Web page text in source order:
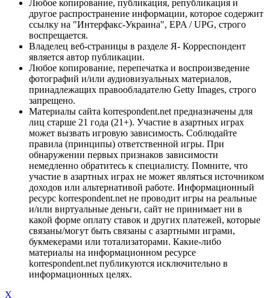
Любое копирование, публикация, републикация и
другое распространение информации, которое содержит
ссылку на "Интерфакс-Украина", EPA / UPG, строго
воспрещается.
Владелец веб-страницы в разделе Я- Корреспондент
является автор публикации.
Любое копирование, перепечатка и воспроизведение
фотографий и/или аудиовизуальных материалов,
принадлежащих правообладателю Getty Images, строго
запрещено.
Материалы сайта korrespondent.net предназначены для
лиц старше 21 года (21+). Участие в азартных играх
может вызвать игровую зависимость. Соблюдайте
правила (принципы) ответственной игры. При
обнаружении первых признаков зависимости
немедленно обратитесь к специалисту. Помните, что
участие в азартных играх не может являться источником
доходов или альтернативой работе. Информационный
ресурс korrespondent.net не проводит игры на реальные
и/или виртуальные деньги, сайт не принимает ни в
какой форме оплату ставок и других платежей, которые
связаны/могут быть связаны с азартными играми,
букмекерами или тотализаторами. Какие-либо
материалы на информационном ресурсе
korrespondent.net публикуются исключительно в
информационных целях.
X